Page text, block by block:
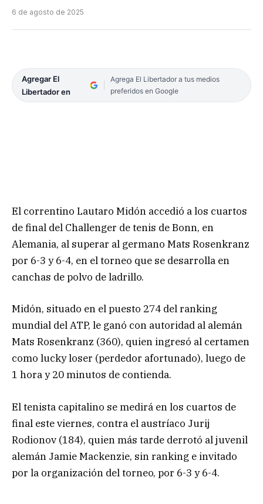
6 de agosto de 2025
Agregar El
Libertador en
Agrega El Libertador a tus medios
preferidos en Google
El correntino Lautaro Midón accedió a los cuartos
de final del Challenger de tenis de Bonn, en
Alemania, al superar al germano Mats Rosenkranz
por 6-3 y 6-4, en el torneo que se desarrolla en
canchas de polvo de ladrillo.
Midón, situado en el puesto 274 del ranking
mundial del ATP, le ganó con autoridad al alemán
Mats Rosenkranz (360), quien ingresó al certamen
como lucky loser (perdedor afortunado), luego de
1 hora y 20 minutos de contienda.
El tenista capitalino se medirá en los cuartos de
final este viernes, contra el austríaco Jurij
Rodionov (184), quien más tarde derrotó al juvenil
alemán Jamie Mackenzie, sin ranking e invitado
por la organización del torneo, por 6-3 y 6-4.